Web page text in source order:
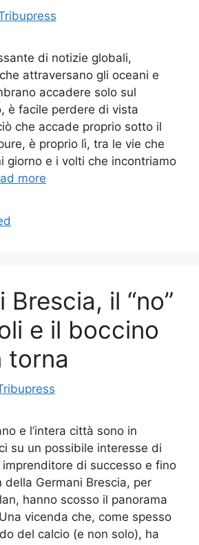
di notizie globali,
attraversano gli oceani e
accadere solo sul
è facile perdere di vista
che accade proprio sotto il
è proprio lì, tra le vie che
giorno e i volti che incontriamo
more
Brescia, il “no”
e il boccino
torna
e l’intera città sono in
su un possibile interesse di
di successo e fino
della Germani Brescia, per
hanno scosso il panorama
vicenda che, come spesso
del calcio (e non solo), ha